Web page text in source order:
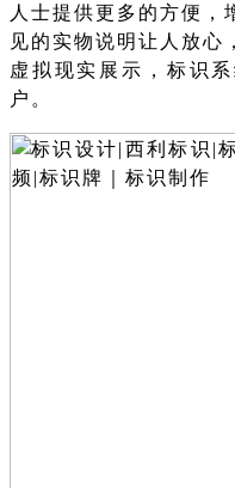
人士提供更多的方便，
见的实物说明让人放心
虚拟现实展示，标识
户。